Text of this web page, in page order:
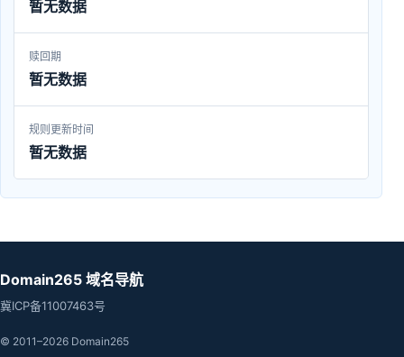
暂无数据
赎回期
暂无数据
规则更新时间
暂无数据
Domain265 域名导航
冀ICP备11007463号
© 2011–2026 Domain265